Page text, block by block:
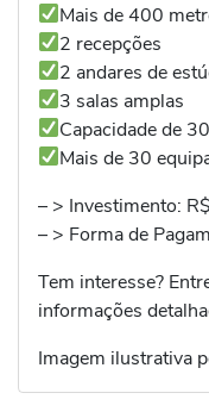
Mais de 400
2 recepções
2 andares de
3 salas amplas
Capacidade de
Mais de 30
– > Investimento:
– > Forma de
Tem interesse?
informações
Imagem ilustrativa